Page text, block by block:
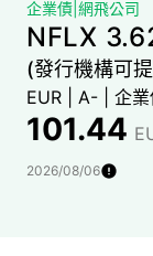
企業債 網飛公司
NFLX
(發行機構可
EUR A- 企
101.44
2026/08/06